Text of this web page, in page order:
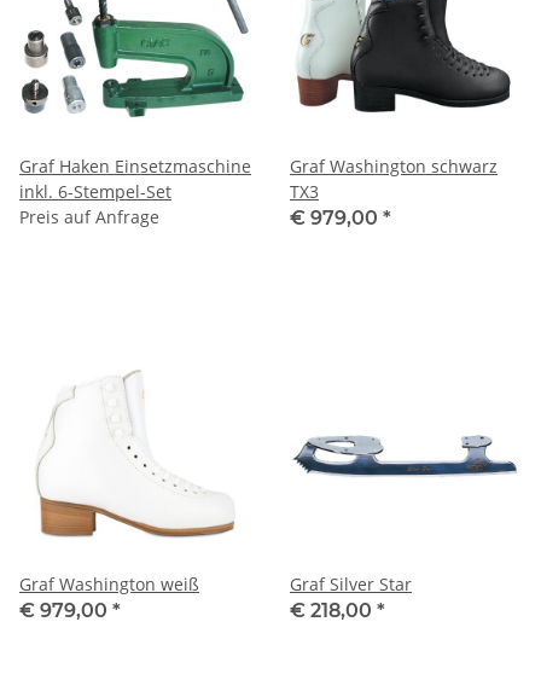
Graf Haken Einsetzmaschine
inkl. 6-Stempel-Set
Preis auf Anfrage
Graf Washington schwarz
TX3
€ 979,00 *
Graf Washington weiß
€ 979,00 *
Graf Silver Star
€ 218,00 *